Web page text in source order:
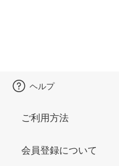
ヘルプ
ご利用方法
会員登録について